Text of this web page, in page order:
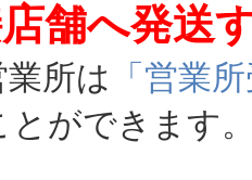
舗へ発送
所は 「営業
とができます